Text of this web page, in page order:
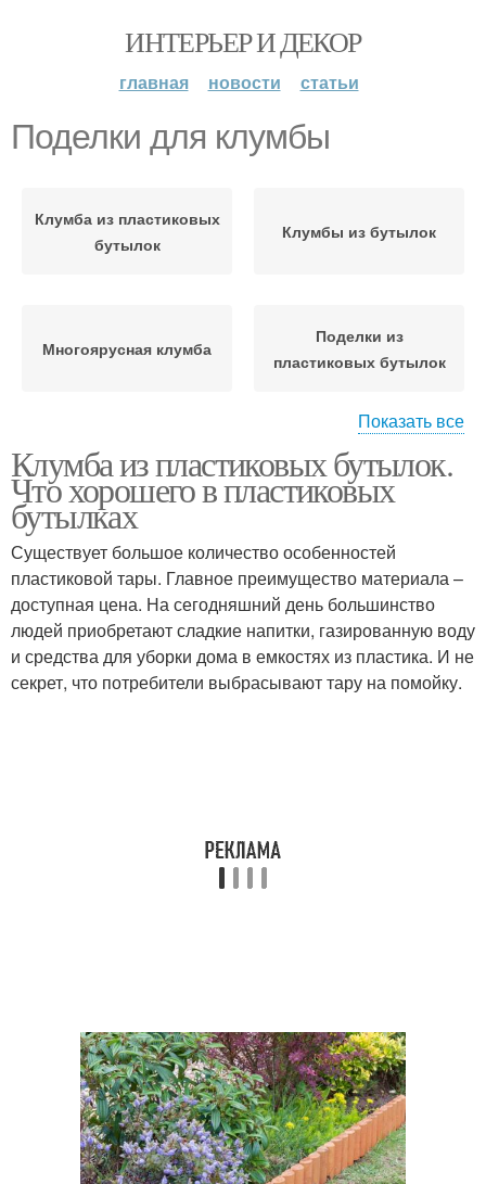
ИНТЕРЬЕР И ДЕКОР
главная новости статьи
Поделки для клумбы
Клумба из пластиковых
бутылок
Клумбы из бутылок
Многоярусная клумба
Поделки из
пластиковых бутылок
Клумба из бутылок Подвесная клумба
Показать все
Клумба из пластиковых бутылок.
Что хорошего в пластиковых
бутылках
Существует большое количество особенностей
пластиковой тары. Главное преимущество материала –
доступная цена. На сегодняшний день большинство
людей приобретают сладкие напитки, газированную воду
и средства для уборки дома в емкостях из пластика. И не
секрет, что потребители выбрасывают тару на помойку.